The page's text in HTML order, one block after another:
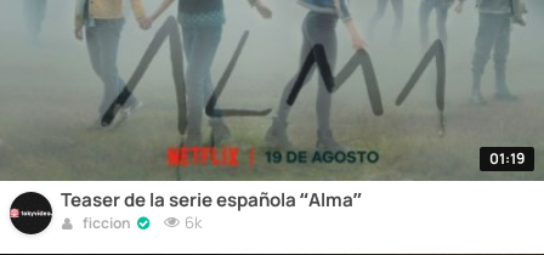
01:19
Teaser de la serie española “Alma”
ficcion 6k